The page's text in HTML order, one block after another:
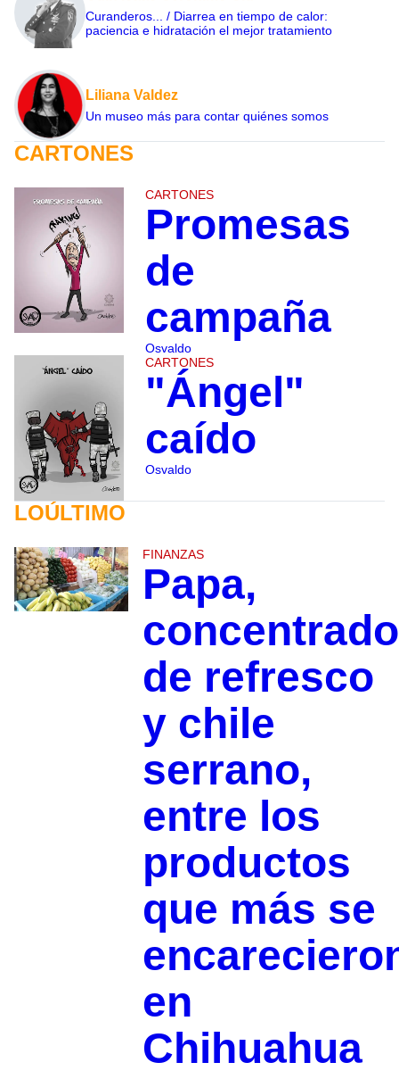
Curanderos... / Diarrea en tiempo de calor:
paciencia e hidratación el mejor tratamiento
Liliana Valdez
Un museo más para contar quiénes somos
CARTONES
CARTONES
Promesas
de
campaña
Osvaldo
CARTONES
"Ángel"
caído
Osvaldo
LOÚLTIMO
FINANZAS
Papa,
de refresco
y chile
serrano,
entre los
productos
que más se
en
Chihuahua